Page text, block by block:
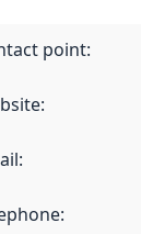
point:
:
:
: